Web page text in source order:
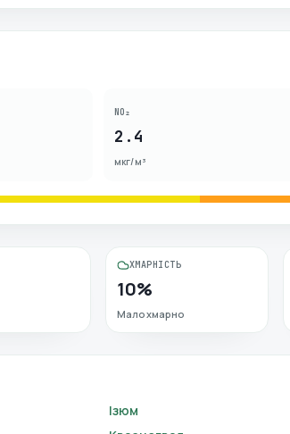
NO₂
2.4
мкг/м³
ХМАРНІСТЬ
10%
Малохмарно
Ізюм